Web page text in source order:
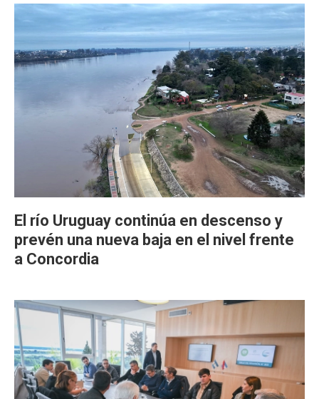
El río Uruguay continúa en descenso y
prevén una nueva baja en el nivel frente
a Concordia